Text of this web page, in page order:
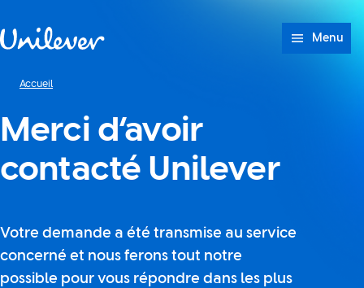
Menu
Accueil
Merci d’avoir
contacté Unilever
Votre demande a été transmise au service
concerné et nous ferons tout notre
possible pour vous répondre dans les plus